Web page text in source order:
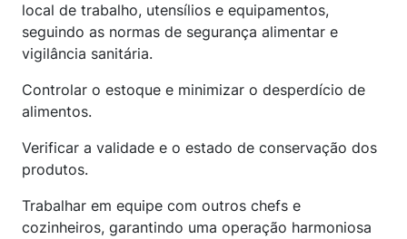
local de trabalho, utensílios e equipamentos,
seguindo as normas de segurança alimentar e
vigilância sanitária.
Controlar o estoque e minimizar o desperdício de
alimentos.
Verificar a validade e o estado de conservação dos
produtos.
Trabalhar em equipe com outros chefs e
cozinheiros, garantindo uma operação harmoniosa